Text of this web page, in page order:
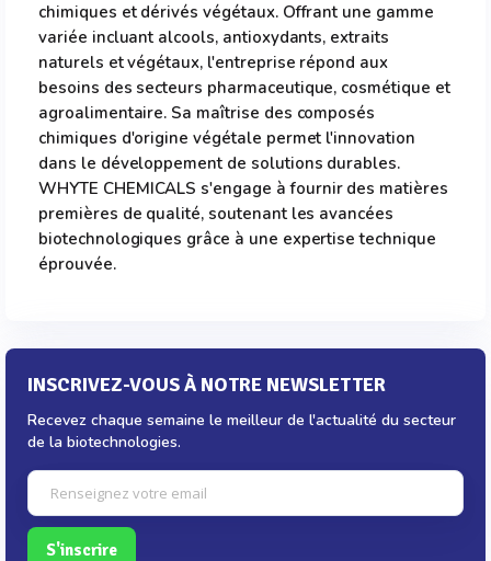
chimiques et dérivés végétaux. Offrant une gamme
variée incluant alcools, antioxydants, extraits
naturels et végétaux, l'entreprise répond aux
besoins des secteurs pharmaceutique, cosmétique et
agroalimentaire. Sa maîtrise des composés
chimiques d'origine végétale permet l'innovation
dans le développement de solutions durables.
WHYTE CHEMICALS s'engage à fournir des matières
premières de qualité, soutenant les avancées
biotechnologiques grâce à une expertise technique
éprouvée.
INSCRIVEZ-VOUS À NOTRE NEWSLETTER
Recevez chaque semaine le meilleur de l'actualité du secteur
de la biotechnologies.
S'inscrire